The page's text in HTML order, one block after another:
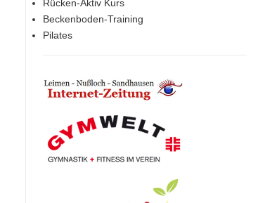
Rücken-Aktiv Kurs
Beckenboden-Training
Pilates